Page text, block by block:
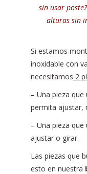
sin usar
alturas sin
Si estamos
inoxidable con
necesitamos 2
– Una pieza que
permita ajustar,
– Una pieza
ajustar o girar.
Las piezas que
esto en nuestra